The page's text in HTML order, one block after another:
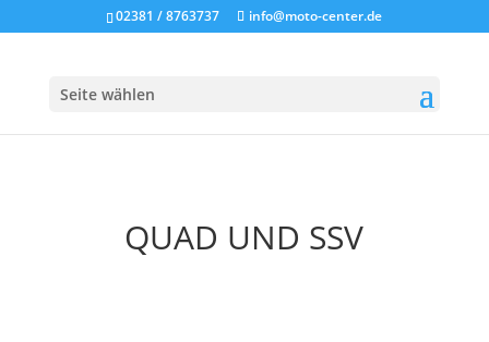
02381 / 8763737 info@moto-center.de
Seite wählen
QUAD UND SSV